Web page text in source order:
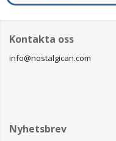
Kontakta oss
info@nostalgican.com
Nyhetsbrev